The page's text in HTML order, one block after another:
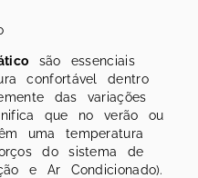
são essenciais
confortável dentro
das variações
que no verão ou
uma temperatura
do sistema de
e Ar Condicionado).